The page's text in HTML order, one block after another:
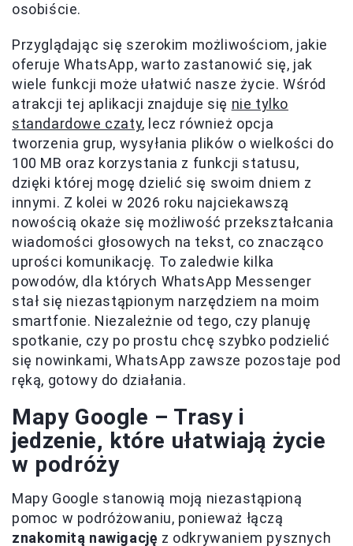
osobiście.
Przyglądając się szerokim możliwościom, jakie
oferuje WhatsApp, warto zastanowić się, jak
wiele funkcji może ułatwić nasze życie. Wśród
atrakcji tej aplikacji znajduje się nie tylko
standardowe czaty, lecz również opcja
tworzenia grup, wysyłania plików o wielkości do
100 MB oraz korzystania z funkcji statusu,
dzięki której mogę dzielić się swoim dniem z
innymi. Z kolei w 2026 roku najciekawszą
nowością okaże się możliwość przekształcania
wiadomości głosowych na tekst, co znacząco
uprości komunikację. To zaledwie kilka
powodów, dla których WhatsApp Messenger
stał się niezastąpionym narzędziem na moim
smartfonie. Niezależnie od tego, czy planuję
spotkanie, czy po prostu chcę szybko podzielić
się nowinkami, WhatsApp zawsze pozostaje pod
ręką, gotowy do działania.
Mapy Google – Trasy i
jedzenie, które ułatwiają życie
w podróży
Mapy Google stanowią moją niezastąpioną
pomoc w podróżowaniu, ponieważ łączą
znakomitą nawigację z odkrywaniem pysznych